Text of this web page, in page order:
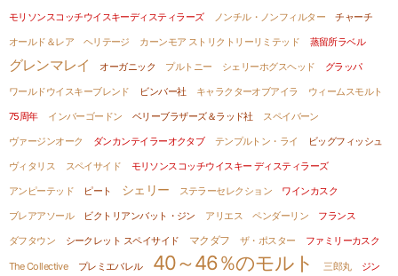
モリソンスコッチウイスキーディスティラーズ
ノンチル・ノンフィルター
チャーチ
オールド＆レア ヘリテージ
カーンモア ストリクトリーリミテッド 蒸留所ラベル
グレンマレイ オーガニック プルトニー シェリーホグスヘッド
グラッパ
ワールドウイスキーブレンド
ビンバー社 キャラクターオブアイラ
ウィームスモルト
75周年
インバーゴードン ベリーブラザーズ＆ラッド社
スペイバーン
ヴァージンオーク
ダンカンテイラーオクタブ テンプルトン・ライ
ビッグフィッシュ
ヴィタリス
スペイサイド
モリソンスコッチウイスキー ディスティラーズ
アンピーテッド
ピート シェリー ステラーセレクション
ワインカスク
ブレアアソール
ビクトリアンバット・ジン アリエス ペンダーリン
フランス
ダフタウン
シークレット スペイサイド マクダフ ザ・ポスター ファミリーカスク
The Collective プレミエバレル 40～46％のモルト 三郎丸
ジン